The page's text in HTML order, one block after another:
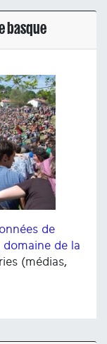
basque
de
de la
(médias,